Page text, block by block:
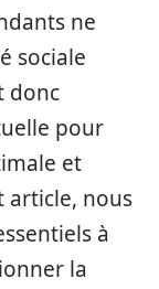
ne
sociale
donc
pour
et
article, nous
à
la